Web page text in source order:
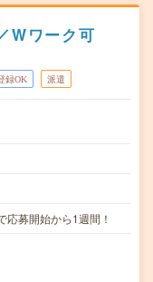
Wワーク可
録OK 派遣
募開始から1週間！